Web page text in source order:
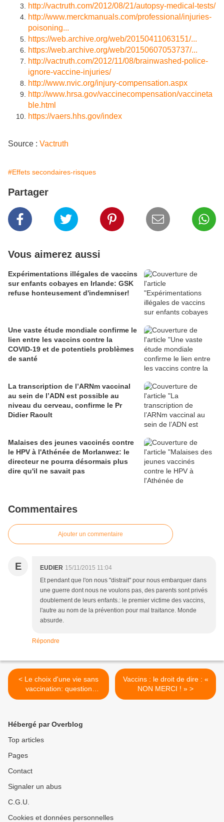
http://vactruth.com/2012/08/21/autopsy-medical-tests/
http://www.merckmanuals.com/professional/injuries-
poisoning...
https://web.archive.org/web/20150411063151/...
https://web.archive.org/web/20150607053737/...
http://vactruth.com/2012/11/08/brainwashed-police-
ignore-vaccine-injuries/
http://www.nvic.org/injury-compensation.aspx
http://www.hrsa.gov/vaccinecompensation/vaccineta
ble.html
https://vaers.hhs.gov/index
Source : Vactruth
#Effets secondaires-risques
Partager
Vous aimerez aussi
Expérimentations illégales de vaccins
sur enfants cobayes en Irlande: GSK
refuse honteusement d'indemniser!
Une vaste étude mondiale confirme le
lien entre les vaccins contre la
COVID-19 et de potentiels problèmes
de santé
La transcription de l’ARNm vaccinal
au sein de l’ADN est possible au
niveau du cerveau, confirme le Pr
Didier Raoult
Malaises des jeunes vaccinés contre
le HPV à l'Athénée de Morlanwez: le
directeur ne pourra désormais plus
dire qu'il ne savait pas
Commentaires
Ajouter un commentaire
E EUDIER 15/11/2015 11:04
Et pendant que l'on nous "distrait" pour nous embarquer dans
une guerre dont nous ne voulons pas, des parents sont privés
doublement de leurs enfants.: le premier victime des vaccins,
l'autre au nom de la prévention pour mal traitance. Monde
absurde.
Répondre
< Le choix d'une vie sans
vaccination: question
d'INFORMATION!
Vaccins : le droit de dire : «
NON MERCI ! » >
Hébergé par Overblog
Top articles
Pages
Contact
Signaler un abus
C.G.U.
Cookies et données personnelles